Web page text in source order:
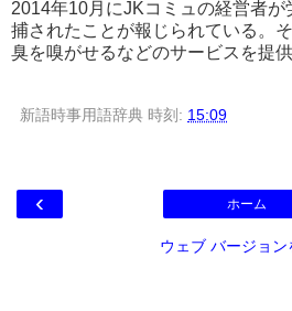
2014年10月にJKコミュの経営者
捕されたことが報じられている。
臭を嗅がせるなどのサービスを提
新語時事用語辞典 時刻: 15:09
‹ ホーム
ウェブ バージョン